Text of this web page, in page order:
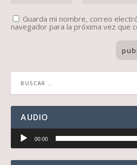
Guarda mi nombre, correo
navegador para la próxima vez que
AUDIO
audio
00:00